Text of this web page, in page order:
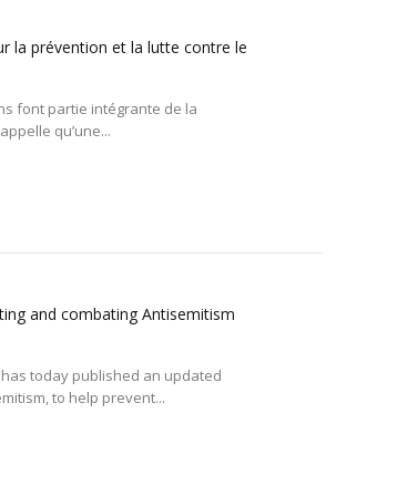
la prévention et la lutte contre le
font partie intégrante de la
qu’une...
and combating Antisemitism
has today published an updated
to help prevent...